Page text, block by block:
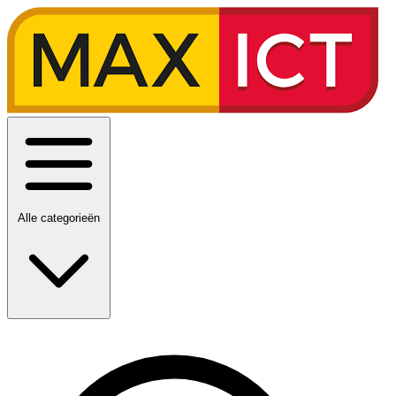
Alle categorieën